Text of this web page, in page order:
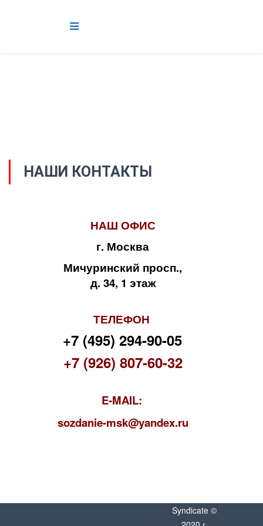
НАШИ КОНТАКТЫ
НАШ ОФИС
г. Москва
Мичуринский просп.,
д. 34, 1 этаж
ТЕЛЕФОН
+7 (495) 294-90-05
+7 (926) 807-60-32
E-MAIL:
sozdanie-msk@yandex.ru
Syndicate ©